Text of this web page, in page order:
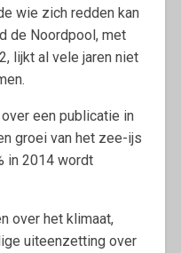
wie zich redden kan
de Noordpool, met
lijkt al vele jaren niet
een publicatie in
groei van het zee-ijs
in 2014 wordt
over het klimaat,
uiteenzetting over